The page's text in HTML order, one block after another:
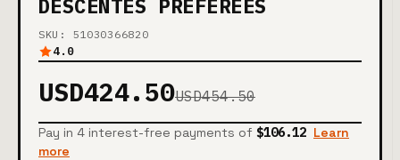
DESCENTES PRÉFÉRÉES
SKU: 51030366820
4.0
USD424.50USD454.50
Pay in 4 interest-free payments of $106.12 Learn
more